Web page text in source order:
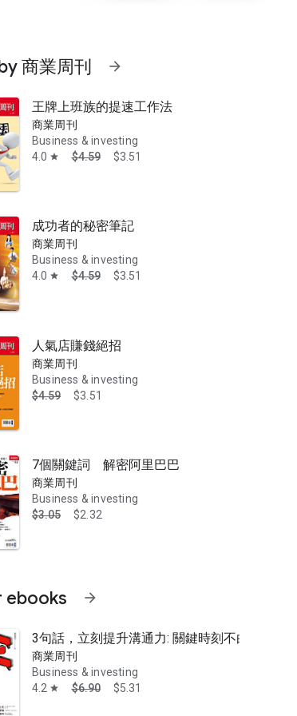
境、成功人物事蹟與全球產業趨勢，傳遞給讀者具深度
商業周刊 arrow_forward
王牌上班族的提速工作法
商業周刊
Business & investing
4.0 star $4.59 $3.51
成功者的秘密筆記
商業周刊
Business & investing
4.0 star $4.59 $3.51
人氣店賺錢絕招
商業周刊
Business & investing
$4.59
$3.51
7個關鍵詞 解密阿里巴巴
商業周刊
Business & investing
$3.05
$2.32
ebooks arrow_forward
3句話，立刻提升溝通力: 關鍵時刻不白目40種
商業周刊
Business & investing
4.2 star $6.90 $5.31